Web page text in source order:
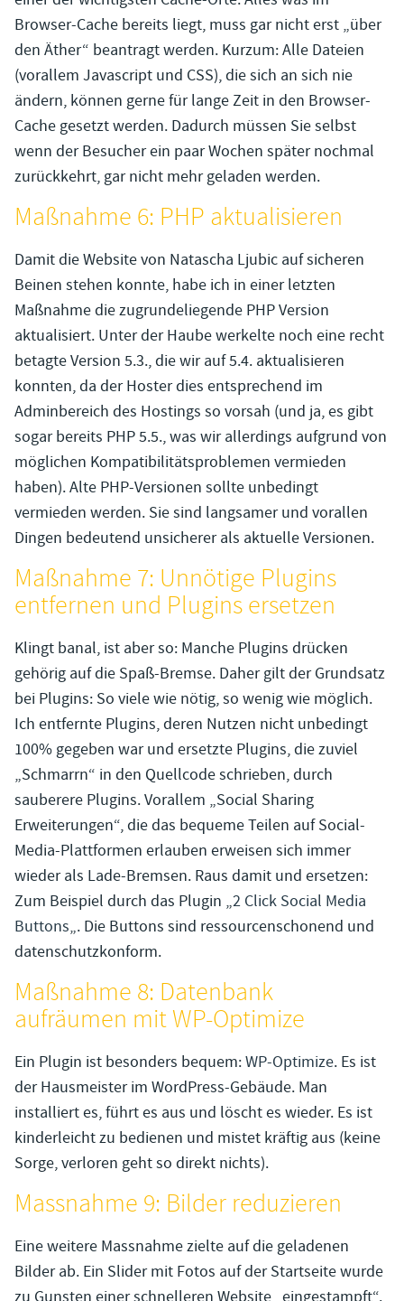
Browser-Cache bereits liegt, muss gar nicht erst „über
den Äther“ beantragt werden. Kurzum: Alle Dateien
(vorallem Javascript und CSS), die sich an sich nie
ändern, können gerne für lange Zeit in den Browser-
Cache gesetzt werden. Dadurch müssen Sie selbst
wenn der Besucher ein paar Wochen später nochmal
zurückkehrt, gar nicht mehr geladen werden.
Maßnahme 6: PHP aktualisieren
Damit die Website von Natascha Ljubic auf sicheren
Beinen stehen konnte, habe ich in einer letzten
Maßnahme die zugrundeliegende PHP Version
aktualisiert. Unter der Haube werkelte noch eine recht
betagte Version 5.3., die wir auf 5.4. aktualisieren
konnten, da der Hoster dies entsprechend im
Adminbereich des Hostings so vorsah (und ja, es gibt
sogar bereits PHP 5.5., was wir allerdings aufgrund von
möglichen Kompatibilitätsproblemen vermieden
haben). Alte PHP-Versionen sollte unbedingt
vermieden werden. Sie sind langsamer und vorallen
Dingen bedeutend unsicherer als aktuelle Versionen.
Maßnahme 7: Unnötige Plugins
entfernen und Plugins ersetzen
Klingt banal, ist aber so: Manche Plugins drücken
gehörig auf die Spaß-Bremse. Daher gilt der Grundsatz
bei Plugins: So viele wie nötig, so wenig wie möglich.
Ich entfernte Plugins, deren Nutzen nicht unbedingt
100% gegeben war und ersetzte Plugins, die zuviel
„Schmarrn“ in den Quellcode schrieben, durch
sauberere Plugins. Vorallem „Social Sharing
Erweiterungen“, die das bequeme Teilen auf Social-
Media-Plattformen erlauben erweisen sich immer
wieder als Lade-Bremsen. Raus damit und ersetzen:
Zum Beispiel durch das Plugin „2 Click Social Media
Buttons„. Die Buttons sind ressourcenschonend und
datenschutzkonform.
Maßnahme 8: Datenbank
aufräumen mit WP-Optimize
Ein Plugin ist besonders bequem:WP-Optimize. Es ist
der Hausmeister im WordPress-Gebäude. Man
installiert es, führt es aus und löscht es wieder. Es ist
kinderleicht zu bedienen und mistet kräftig aus (keine
Sorge, verloren geht so direkt nichts).
Massnahme 9: Bilder reduzieren
Eine weitere Massnahme zielte auf die geladenen
Bilder ab. Ein Slider mit Fotos auf der Startseite wurde
zu Gunsten einer schnelleren Website „eingestampft“.